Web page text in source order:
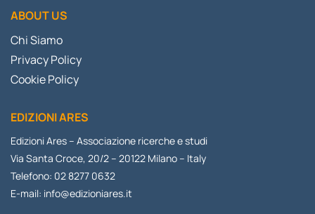
ABOUT US
Chi Siamo
Privacy Policy
Cookie Policy
EDIZIONI ARES
Edizioni Ares – Associazione ricerche e studi
Via Santa Croce, 20/2 – 20122 Milano – Italy
Telefono: 02 8277 0632
E-mail: info@edizioniares.it